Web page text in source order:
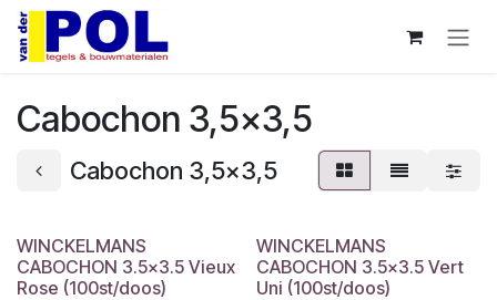
Overslaan naar inhoud
Cabochon 3,5x3,5
Cabochon 3,5x3,5
WINCKELMANS
CABOCHON 3.5x3.5 Vieux
Rose (100st/doos)
WINCKELMANS
CABOCHON 3.5x3.5 Vert
Uni (100st/doos)